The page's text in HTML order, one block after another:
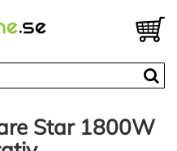
Star 1800W